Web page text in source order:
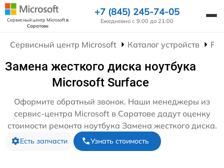
Сервисный центр Microsoftв
Саратове
+7 (845) 245-74-05
Ежедневно с 9:00 до 21:00
Сервисный центр Microsoft Каталог устройств
Замена жесткого диска ноутбука
Microsoft Surface
Оформите обратный звонок. Наши менеджеры из
сервис-центра Microsoft в Саратове дадут оценку
стоимости ремонта ноутбука Замена жесткого диска.
Есть запчасти Узнать стоимость